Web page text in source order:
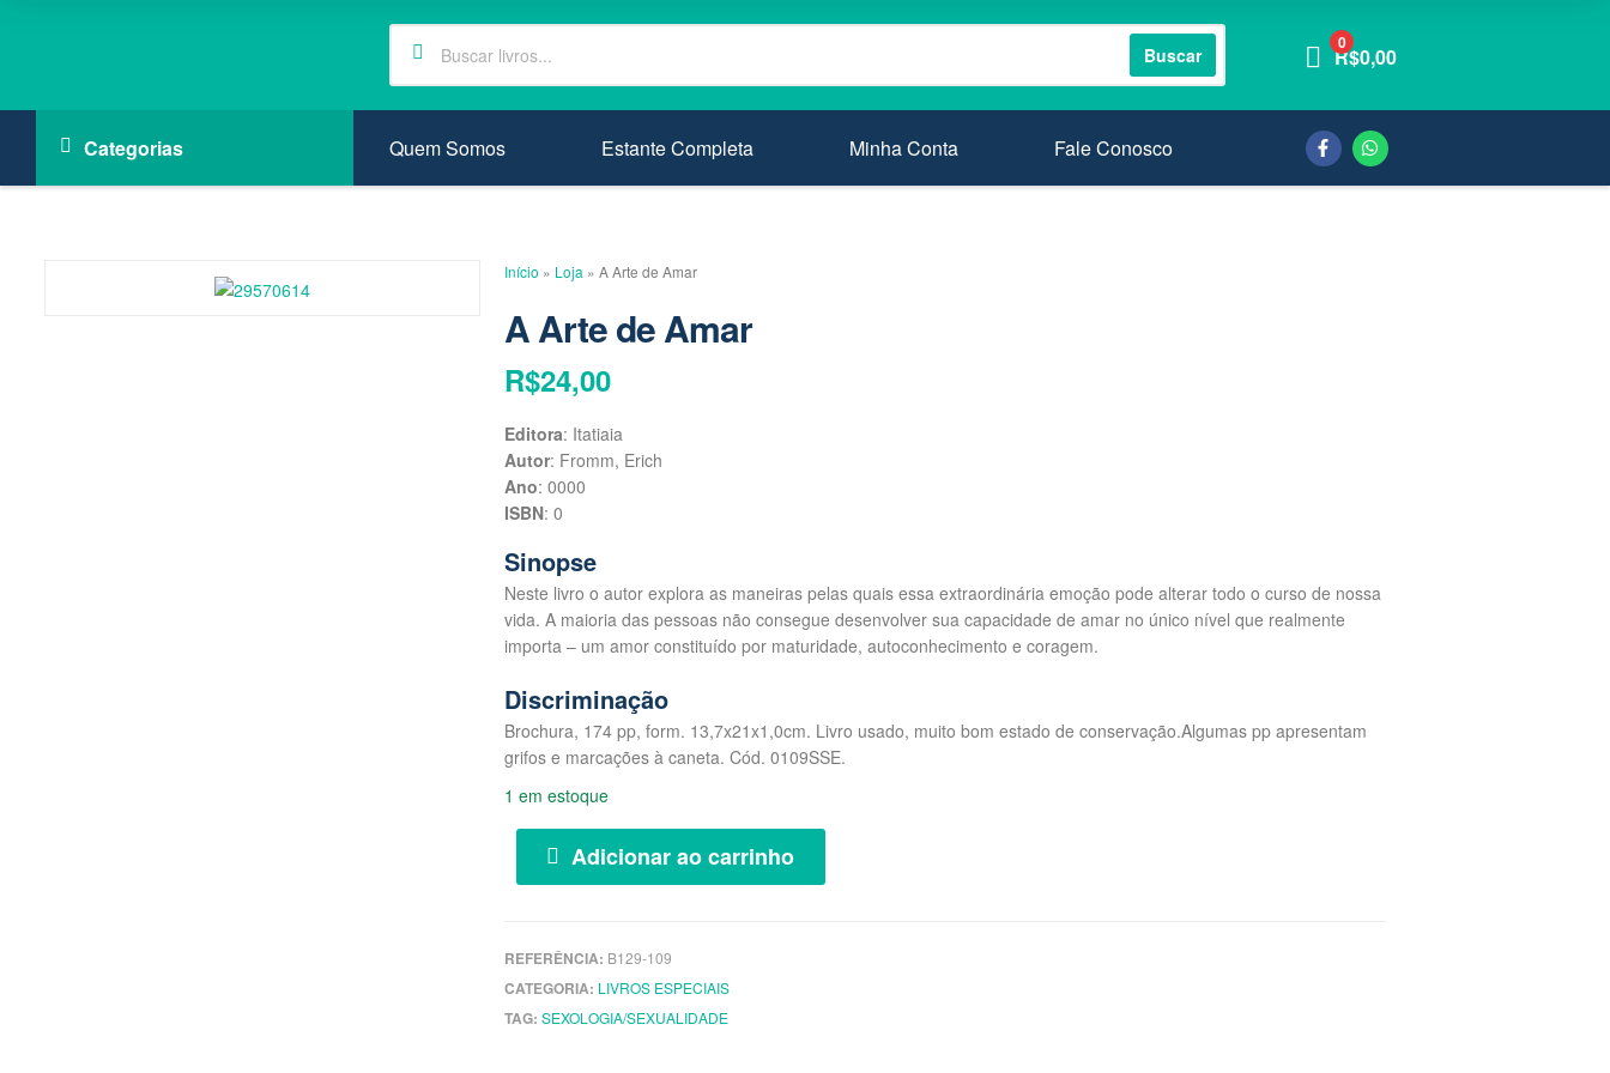
Buscar
0
R$0,00
Categorias Quem Somos Estante Completa Minha Conta Fale Conosco
Início » Loja » A Arte de Amar
A Arte de Amar
R$24,00
Editora: Itatiaia
Autor: Fromm, Erich
Ano: 0000
ISBN: 0
Sinopse
Neste livro o autor explora as maneiras pelas quais essa extraordinária emoção pode alterar todo o curso de nossa
vida. A maioria das pessoas não consegue desenvolver sua capacidade de amar no único nível que realmente
importa – um amor constituído por maturidade, autoconhecimento e coragem.
Discriminação
Brochura, 174 pp, form. 13,7x21x1,0cm. Livro usado, muito bom estado de conservação.Algumas pp apresentam
grifos e marcações à caneta. Cód. 0109SSE.
1 em estoque
Adicionar ao carrinho
REFERÊNCIA: B129-109
CATEGORIA: LIVROS ESPECIAIS
TAG: SEXOLOGIA/SEXUALIDADE